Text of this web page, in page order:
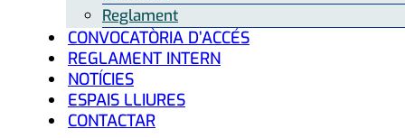
Reglament
CONVOCATÒRIA D’ACCÉS
REGLAMENT INTERN
NOTÍCIES
ESPAIS LLIURES
CONTACTAR